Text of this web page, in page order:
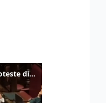
Delmastro, negato l'uso delle chat: le proteste di Avs e M5s